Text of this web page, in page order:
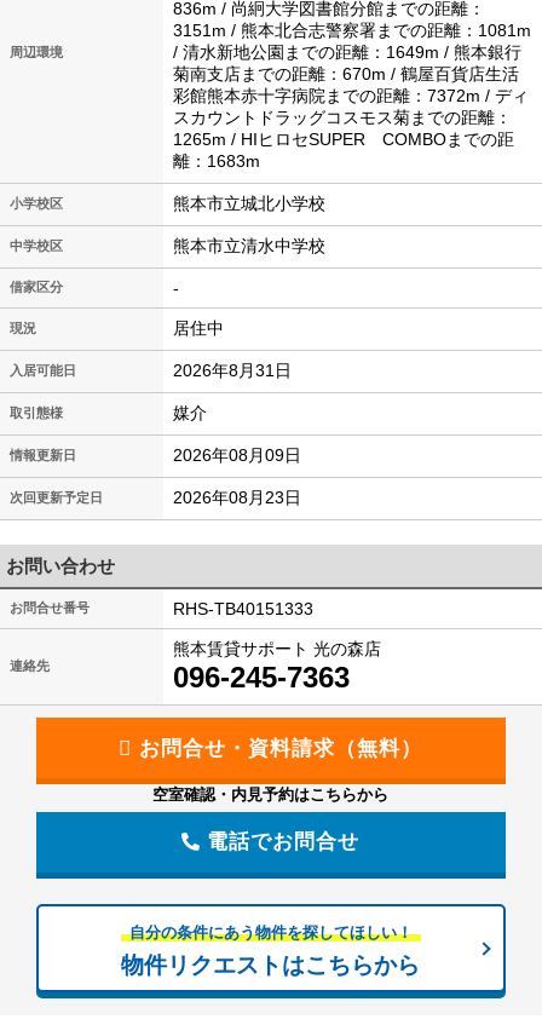
周辺環境
836m / 尚絅大学図書館分館までの距離：
3151m / 熊本北合志警察署までの距離：1081m
/ 清水新地公園までの距離：1649m / 熊本銀行
菊南支店までの距離：670m / 鶴屋百貨店生活
彩館熊本赤十字病院までの距離：7372m / ディ
スカウントドラッグコスモス菊までの距離：
1265m / HIヒロセSUPER COMBOまでの距
離：1683m
小学校区 熊本市立城北小学校
中学校区 熊本市立清水中学校
借家区分 -
現況 居住中
入居可能日 2026年8月31日
取引態様 媒介
情報更新日 2026年08月09日
次回更新予定日 2026年08月23日
お問い合わせ
お問合せ番号 RHS-TB40151333
連絡先
熊本賃貸サポート 光の森店
096-245-7363
空室確認・内見予約はこちらから
電話でお問合せ
自分の条件にあう物件を探してほしい！
物件リクエストはこちらから